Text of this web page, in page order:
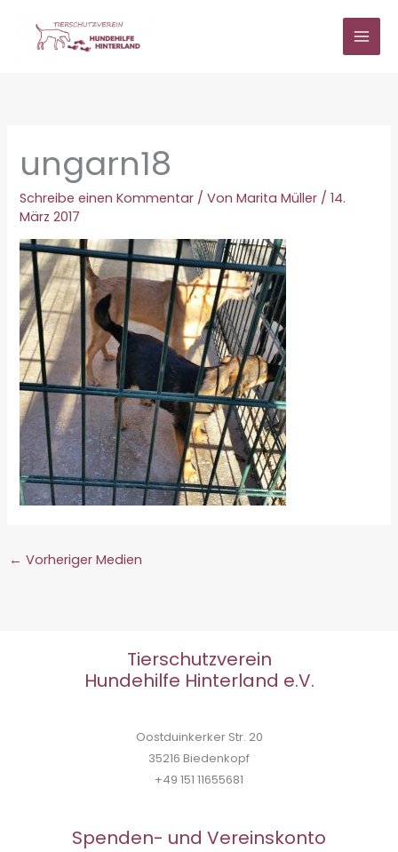
springen
ungarn18
Schreibe einen Kommentar / VonMarita Müller /14.
März 2017
← Vorheriger Medien
Tierschutzverein
Hundehilfe Hinterland e.V.
Oostduinkerker Str. 20
35216 Biedenkopf
+49 151 11655681
Spenden- und Vereinskonto